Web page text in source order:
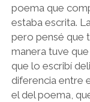
poema que
estaba escrita.
pero pensé que
manera tuve
que lo escribí
diferencia entre
el del poema,